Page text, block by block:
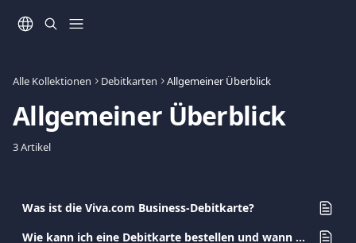
Alle Kollektionen Debitkarten Allgemeiner Überblick
Allgemeiner Überblick
3 Artikel
Was ist die Viva.com Business-Debitkarte?
Wie kann ich eine Debitkarte bestellen und wann werde ich sie erhalten?